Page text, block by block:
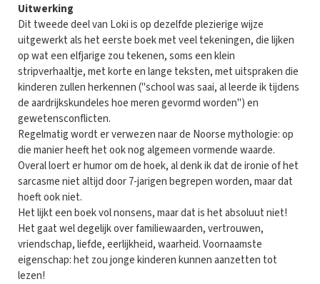
Uitwerking
Dit tweede deel van Loki is op dezelfde plezierige wijze
uitgewerkt als het eerste boek met veel tekeningen, die lijken
op wat een elfjarige zou tekenen, soms een klein
stripverhaaltje, met korte en lange teksten, met uitspraken die
kinderen zullen herkennen ("school was saai, al leerde ik tijdens
de aardrijkskundeles hoe meren gevormd worden") en
gewetensconflicten.
Regelmatig wordt er verwezen naar de Noorse mythologie: op
die manier heeft het ook nog algemeen vormende waarde.
Overal loert er humor om de hoek, al denk ik dat de ironie of het
sarcasme niet altijd door 7-jarigen begrepen worden, maar dat
hoeft ook niet.
Het lijkt een boek vol nonsens, maar dat is het absoluut niet!
Het gaat wel degelijk over familiewaarden, vertrouwen,
vriendschap, liefde, eerlijkheid, waarheid. Voornaamste
eigenschap: het zou jonge kinderen kunnen aanzetten tot
lezen!